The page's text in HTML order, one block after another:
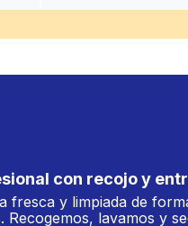
con recojo y
fresca y limpiada de
Recogemos, lavamos y